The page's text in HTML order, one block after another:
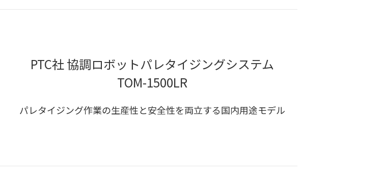
PTC社 協調ロボットパレタイジングシステム
TOM-1500LR
パレタイジング作業の生産性と安全性を両立する国内用途モデル